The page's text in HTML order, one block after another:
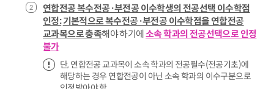
연합전공 복수전공·부전공 이수학생의 전공선택 이수학점
인정:기본적으로 복수전공·부전공 이수학점을 연합전공
교과목으로 충족해야 하기에소속 학과의 전공선택으로 인정
불가
단, 연합전공 교과목이 소속 학과의 전공필수(전공기초)에
해당하는 경우 연합전공이 아닌 소속 학과의 이수구분으로